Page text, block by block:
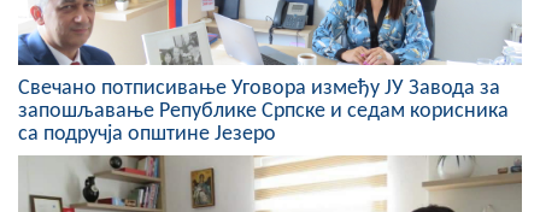
Заштита од пожара
COVID 19
Геоистраживања
ФИНАНСИЈЕ
Свечано потписивање Уговора између ЈУ Завода за
запошљавање Републике Српске и седам корисника
са подручја општине Језеро